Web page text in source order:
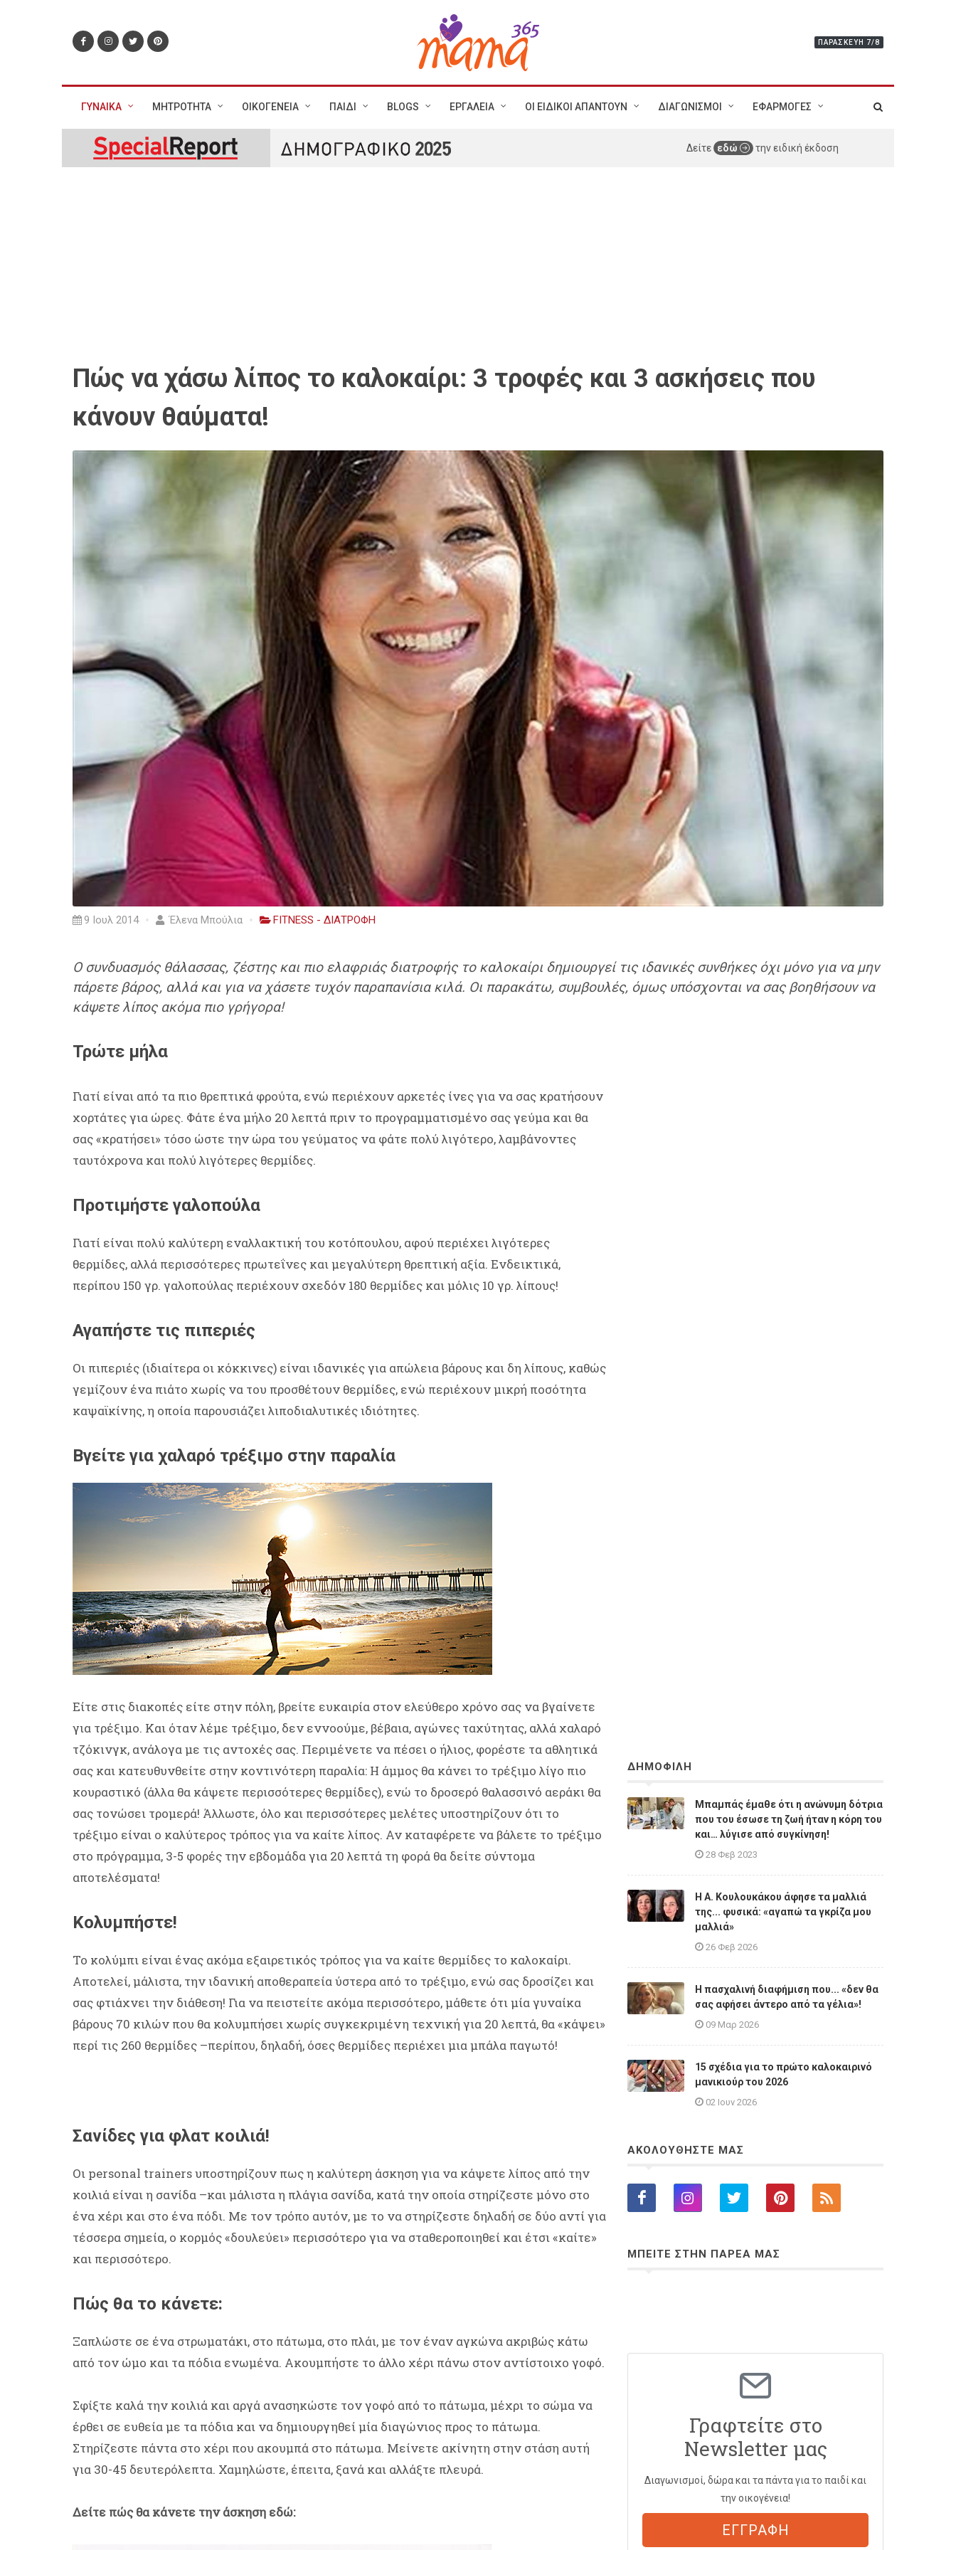
ΠΑΡΑΣΚΕΥΉ 7/8
ΓΥΝΑΙΚΑ ΜΗΤΡΟΤΗΤΑ ΟΙΚΟΓΕΝΕΙΑ ΠΑΙΔΙ BLOGS ΕΡΓΑΛΕΙΑ ΟΙ ΕΙΔΙΚΟΙ ΑΠΑΝΤΟΥΝ ΔΙΑΓΩΝΙΣΜΟΙ ΕΦΑΡΜΟΓΕΣ
Δείτε εδώ την ειδική έκδοση
Πώς να χάσω λίπος το καλοκαίρι: 3 τροφές και 3 ασκήσεις που
κάνουν θαύματα!
9 Ιουλ 2014 Έλενα Μπούλια FITNESS - ΔΙΑΤΡΟΦΗ
Ο συνδυασμός θάλασσας, ζέστης και πιο ελαφριάς διατροφής το καλοκαίρι δημιουργεί τις ιδανικές συνθήκες όχι μόνο για να μην
πάρετε βάρος, αλλά και για να χάσετε τυχόν παραπανίσια κιλά. Οι παρακάτω, συμβουλές, όμως υπόσχονται να σας βοηθήσουν να
κάψετε λίπος ακόμα πιο γρήγορα!
Τρώτε μήλα
Γιατί είναι από τα πιο θρεπτικά φρούτα, ενώ περιέχουν αρκετές ίνες για να σας κρατήσουν
χορτάτες για ώρες. Φάτε ένα μήλο 20 λεπτά πριν το προγραμματισμένο σας γεύμα και θα
σας «κρατήσει» τόσο ώστε την ώρα του γεύματος να φάτε πολύ λιγότερο, λαμβάνοντες
ταυτόχρονα και πολύ λιγότερες θερμίδες.
Προτιμήστε γαλοπούλα
Γιατί είναι πολύ καλύτερη εναλλακτική του κοτόπουλου, αφού περιέχει λιγότερες
θερμίδες, αλλά περισσότερες πρωτεΐνες και μεγαλύτερη θρεπτική αξία. Ενδεικτικά,
περίπου 150 γρ. γαλοπούλας περιέχουν σχεδόν 180 θερμίδες και μόλις 10 γρ. λίπους!
Αγαπήστε τις πιπεριές
Οι πιπεριές (ιδιαίτερα οι κόκκινες) είναι ιδανικές για απώλεια βάρους και δη λίπους, καθώς
γεμίζουν ένα πιάτο χωρίς να του προσθέτουν θερμίδες, ενώ περιέχουν μικρή ποσότητα
καψαϊκίνης, η οποία παρουσιάζει λιποδιαλυτικές ιδιότητες.
Βγείτε για χαλαρό τρέξιμο στην παραλία
Είτε στις διακοπές είτε στην πόλη, βρείτε ευκαιρία στον ελεύθερο χρόνο σας να βγαίνετε
για τρέξιμο. Και όταν λέμε τρέξιμο, δεν εννοούμε, βέβαια, αγώνες ταχύτητας, αλλά χαλαρό
τζόκινγκ, ανάλογα με τις αντοχές σας. Περιμένετε να πέσει ο ήλιος, φορέστε τα αθλητικά
σας και κατευθυνθείτε στην κοντινότερη παραλία: Η άμμος θα κάνει το τρέξιμο λίγο πιο
κουραστικό (άλλα θα κάψετε περισσότερες θερμίδες), ενώ το δροσερό θαλασσινό αεράκι θα
σας τονώσει τρομερά! Άλλωστε, όλο και περισσότερες μελέτες υποστηρίζουν ότι το
τρέξιμο είναι ο καλύτερος τρόπος για να καίτε λίπος. Αν καταφέρετε να βάλετε το τρέξιμο
στο πρόγραμμα, 3-5 φορές την εβδομάδα για 20 λεπτά τη φορά θα δείτε σύντομα
αποτελέσματα!
Κολυμπήστε!
Το κολύμπι είναι ένας ακόμα εξαιρετικός τρόπος για να καίτε θερμίδες το καλοκαίρι.
Αποτελεί, μάλιστα, την ιδανική αποθεραπεία ύστερα από το τρέξιμο, ενώ σας δροσίζει και
σας φτιάχνει την διάθεση! Για να πειστείτε ακόμα περισσότερο, μάθετε ότι μία γυναίκα
βάρους 70 κιλών που θα κολυμπήσει χωρίς συγκεκριμένη τεχνική για 20 λεπτά, θα «κάψει»
περί τις 260 θερμίδες –περίπου, δηλαδή, όσες θερμίδες περιέχει μια μπάλα παγωτό!
Σανίδες για φλατ κοιλιά!
Οι personal trainers υποστηρίζουν πως η καλύτερη άσκηση για να κάψετε λίπος από την
κοιλιά είναι η σανίδα –και μάλιστα η πλάγια σανίδα, κατά την οποία στηρίζεστε μόνο στο
ένα χέρι και στο ένα πόδι. Με τον τρόπο αυτόν, με το να στηρίζεστε δηλαδή σε δύο αντί για
τέσσερα σημεία, ο κορμός «δουλεύει» περισσότερο για να σταθεροποιηθεί και έτσι «καίτε»
και περισσότερο.
Πώς θα το κάνετε:
Ξαπλώστε σε ένα στρωματάκι, στο πάτωμα, στο πλάι, με τον έναν αγκώνα ακριβώς κάτω
από τον ώμο και τα πόδια ενωμένα. Ακουμπήστε το άλλο χέρι πάνω στον αντίστοιχο γοφό.
Σφίξτε καλά την κοιλιά και αργά ανασηκώστε τον γοφό από το πάτωμα, μέχρι το σώμα να
έρθει σε ευθεία με τα πόδια και να δημιουργηθεί μία διαγώνιος προς το πάτωμα.
Στηρίζεστε πάντα στο χέρι που ακουμπά στο πάτωμα. Μείνετε ακίνητη στην στάση αυτή
για 30-45 δευτερόλεπτα. Χαμηλώστε, έπειτα, ξανά και αλλάξτε πλευρά.
Δείτε πώς θα κάνετε την άσκηση εδώ:
ΔΗΜΟΦΙΛΗ
Μπαμπάς έμαθε ότι η ανώνυμη δότρια
που του έσωσε τη ζωή ήταν η κόρη του
και… λύγισε από συγκίνηση!
28 Φεβ 2023
Η A. Κουλουκάκου άφησε τα μαλλιά
της... φυσικά: «αγαπώ τα γκρίζα μου
μαλλιά»
26 Φεβ 2026
Η πασχαλινή διαφήμιση που... «δεν θα
σας αφήσει άντερο από τα γέλια»!
09 Μαρ 2026
15 σχέδια για το πρώτο καλοκαιρινό
μανικιούρ του 2026
02 Ιουν 2026
ΑΚΟΛΟΥΘΗΣΤΕ ΜΑΣ
ΜΠΕΙΤΕ ΣΤΗΝ ΠΑΡΕΑ ΜΑΣ
Γραφτείτε στο
Newsletter μας
Διαγωνισμοί, δώρα και τα πάντα για το παιδί και
την οικογένεια!
ΕΓΓΡΑΦΗ